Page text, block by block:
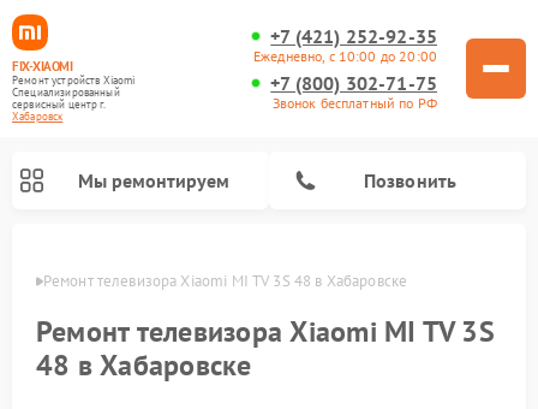
FIX-XIAOMI
Ремонт устройств Xiaomi
Специализированный
cервисный центр г.
Хабаровск
+7 (421) 252-92-35
Ежедневно, с 10:00 до 20:00
+7 (800) 302-71-75
Звонок бесплатный по РФ
Мы ремонтируем Позвонить
Ремонт телевизора Xiaomi MI TV 3S 48 в Хабаровске
Ремонт телевизора Xiaomi MI TV 3S
48 в Хабаровске